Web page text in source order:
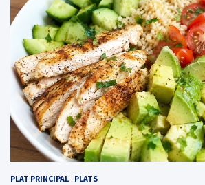
PLAT PRINCIPAL PLATS